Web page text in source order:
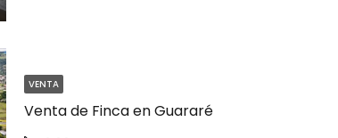
VENTA
Venta de Finca en Guararé